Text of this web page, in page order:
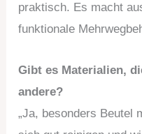
praktisch. Es macht
funktionale
Gibt es Materialien,
andere?
„Ja, besonders Beutel